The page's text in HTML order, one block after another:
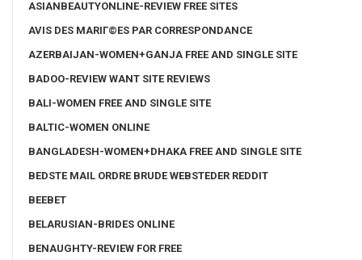
ASIANBEAUTYONLINE-REVIEW FREE SITES
AVIS DES MARIГ©ES PAR CORRESPONDANCE
AZERBAIJAN-WOMEN+GANJA FREE AND SINGLE SITE
BADOO-REVIEW WANT SITE REVIEWS
BALI-WOMEN FREE AND SINGLE SITE
BALTIC-WOMEN ONLINE
BANGLADESH-WOMEN+DHAKA FREE AND SINGLE SITE
BEDSTE MAIL ORDRE BRUDE WEBSTEDER REDDIT
BEEBET
BELARUSIAN-BRIDES ONLINE
BENAUGHTY-REVIEW FOR FREE